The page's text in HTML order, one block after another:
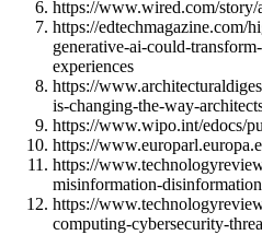
https://www.wired.com/story/
https://edtechmagazine.com/
generative-ai-could-
experiences
https://
is-changing-the-way-
https://www.wipo.int/edocs/
https://
https://
misinformation-
https://
computing-cybersecurity-